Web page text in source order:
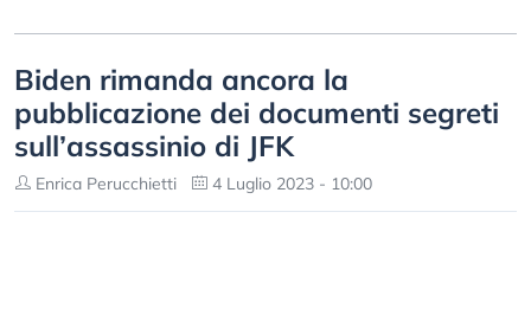
Biden rimanda ancora la
pubblicazione dei documenti segreti
sull’assassinio di JFK
Enrica Perucchietti 4 Luglio 2023 - 10:00